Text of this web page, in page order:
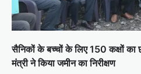
सैनिकों के बच्चों के लिए 150 कक्षों का
मंत्री ने किया जमीन का निरीक्षण